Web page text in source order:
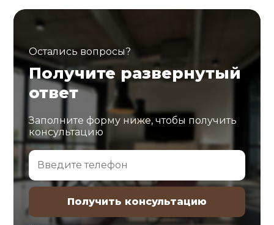
Остались вопросы?
Получите развернутый
ответ
Заполните форму ниже, чтобы получить
консультацию